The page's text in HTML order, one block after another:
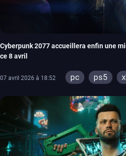
Cyberpunk 2077 accueillera enfin une
ce 8 avril
07 avril 2026 à 18:52 pc ps5